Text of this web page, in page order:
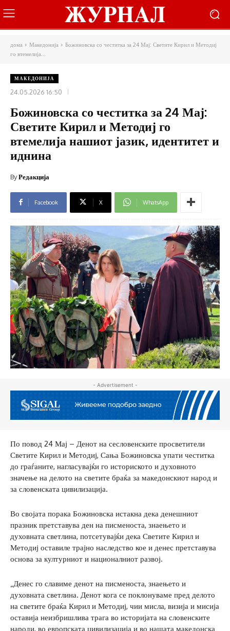
дома Македонија
Божиновска со честитка за 24 Мај: Светите Кирил и Методиј
го втемелија...
МАКЕДОНИЈА
24.05.2026 16:50
Божиновска со честитка за 24 Мај:
Светите Кирил и Методиј го
втемелија нашиот јазик, идентитет и
иднина
ByРедакција
Facebook X WhatsApp
- Advertisement -
По повод 24 Мај – Денот на сесловенските просветители
Светите Кирил и Методиј, Сања Божиновска упати честитка
до граѓаните, нагласувајќи го историското и духовното
значење на делото на светите браќа за македонскиот народ и
за словенската цивилизација.
Во својата порака Божиновска истакна дека денешниот
празник претставува ден на писменоста, знаењето и
духовната светлина, потсетувајќи дека Светите Кирил и
Методиј оставиле трајно наследство кое и денес претставува
основа за културниот и националниот развој.
„Денес го славиме денот на писменоста, знаењето и
духовната светлина. Денот кога се поклонуваме пред делото
на светите браќа Кирил и Методиј, чии мисла, визија и мисија
оставија неизбришлива трага во историјата на словенските
народи, во европската цивилизација и во нашата македонска